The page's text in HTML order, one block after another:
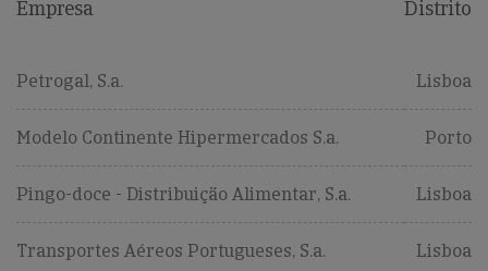
Empresa Distrito
Petrogal, S.a. Lisboa
Modelo Continente Hipermercados S.a. Porto
Pingo-doce - Distribuição Alimentar, S.a. Lisboa
Transportes Aéreos Portugueses, S.a. Lisboa